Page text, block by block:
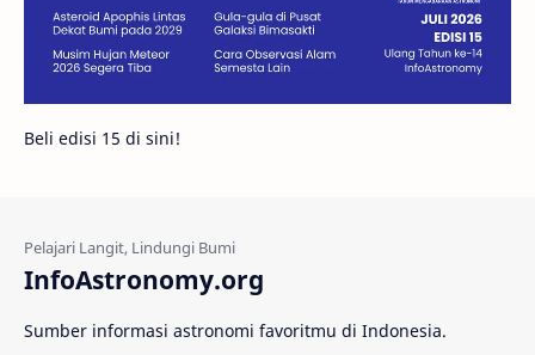
Juno Bintang Biner
Fakta Galaksi Spiral
Gerhana Matahari
Beli edisi 15 di sini!
InfoAstronomy.org
Sumber informasi astronomi favoritmu di Indonesia.